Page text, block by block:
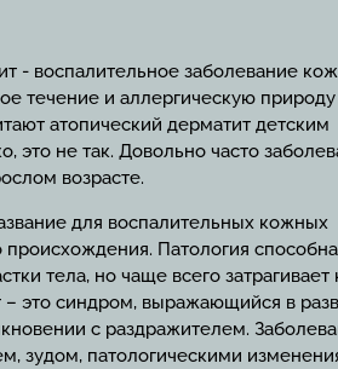
- воспалительное заболевание
течение и аллергическую природу
атопический дерматит детским
это не так. Довольно часто
возрасте.
для воспалительных кожных
происхождения. Патология способна
тела, но чаще всего затрагивает
– это синдром, выражающийся в
с раздражителем.
зудом, патологическими